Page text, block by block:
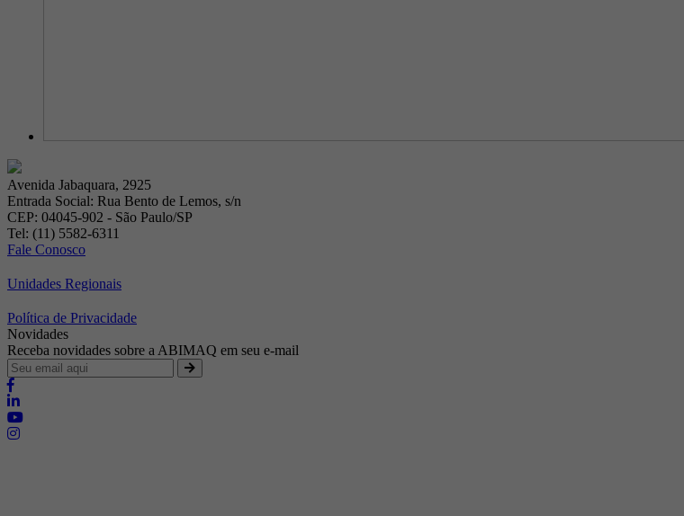
Avenida Jabaquara, 2925
Entrada Social: Rua Bento de Lemos, s/n
CEP: 04045-902 - São Paulo/SP
Tel: (11) 5582-6311
Fale Conosco
Unidades Regionais
Política de Privacidade
Novidades
Receba novidades sobre a ABIMAQ em seu e-mail